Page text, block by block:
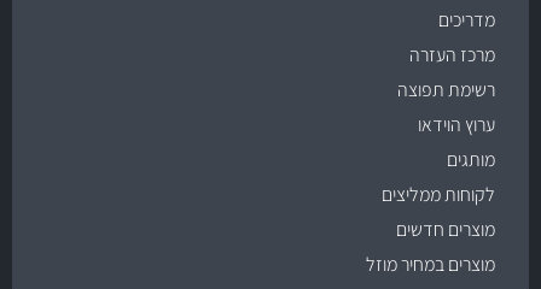
מדריכים
מרכז העזרה
רשימת תפוצה
ערוץ הוידאו
מותגים
לקוחות ממליצים
מוצרים חדשים
מוצרים במחיר מוזל